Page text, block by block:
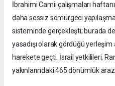
İbrahimi Camii çalışmaları
daha sessiz sömürgeci
sisteminde gerçekleşti; burada
yasadışı olarak gördüğü yerleşim
harekete geçti. İsrail yetkilileri,
yakınlarındaki 465 dönümlük